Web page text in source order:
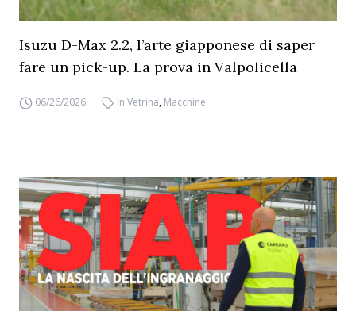
Isuzu D-Max 2.2, l’arte giapponese di saper
fare un pick-up. La prova in Valpolicella
06/26/2026 In Vetrina, Macchine